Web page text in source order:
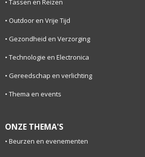
Tassen en Reizen
Outdoor en Vrije Tijd
Gezondheid en Verzorging
Technologie en Electronica
Gereedschap en verlichting
Thema en events
ONZE THEMA'S
Beurzen en evenementen